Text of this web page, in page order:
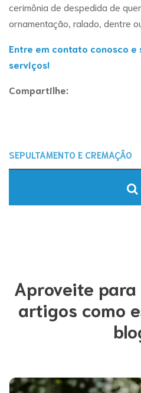
cerimônia de despedida de
ornamentação, ralado, dentre
Entre em contato conosco e
serviços!
Compartilhe:
Aproveite
artigos como